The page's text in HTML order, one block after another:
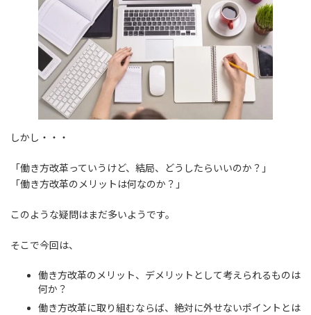
しかし・・・
「働き方改革っていうけど、結局、どうしたらいいのか？」
「働き方改革のメリットは何なのか？」
このような疑問はまだ多いようです。
そこで今回は、
働き方改革のメリット、デメリットとして考えられるものは
何か？
働き方改革に取り組むならば、絶対に外せないポイントとは